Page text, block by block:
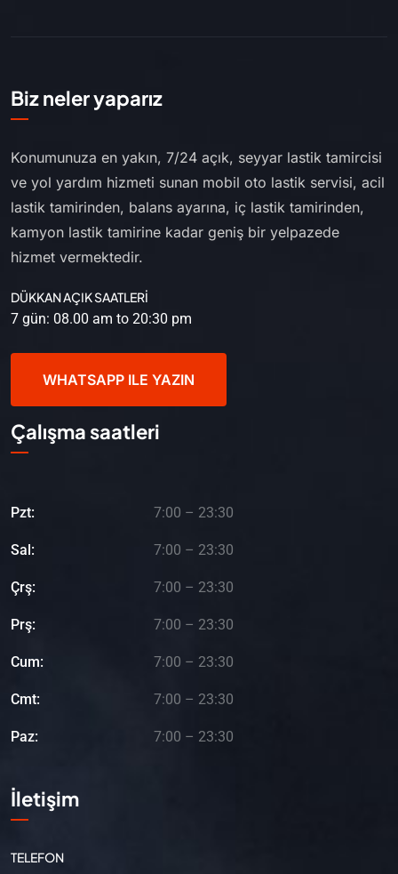
Biz neler yaparız
Konumunuza en yakın, 7/24 açık, seyyar lastik tamircisi
ve yol yardım hizmeti sunan mobil oto lastik servisi, acil
lastik tamirinden, balans ayarına, iç lastik tamirinden,
kamyon lastik tamirine kadar geniş bir yelpazede
hizmet vermektedir.
DÜKKAN AÇIK SAATLERİ
7 gün: 08.00 am to 20:30 pm
WHATSAPP ILE YAZIN
Çalışma saatleri
Pzt: 7:00 – 23:30
Sal: 7:00 – 23:30
Çrş: 7:00 – 23:30
Prş: 7:00 – 23:30
Cum: 7:00 – 23:30
Cmt: 7:00 – 23:30
Paz: 7:00 – 23:30
İletişim
TELEFON